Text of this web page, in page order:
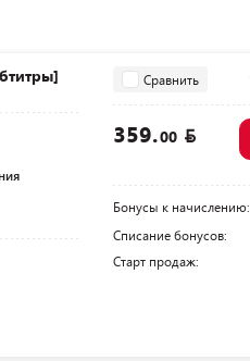
Сравнить
359.00
Бонусы к начислению:
Списание бонусов:
Старт продаж: